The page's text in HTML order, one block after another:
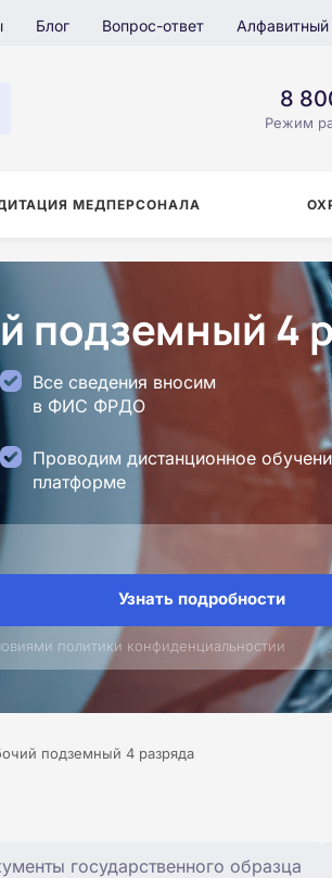
Блог Вопрос-ответ Алфавитный
8
Режим
МЕДПЕРСОНАЛА
подземный 4
Все сведения вносим
в ФИС ФРДО
Проводим дистанционное
платформе
Узнать подробности
политики конфиденциальностии
подземный 4 разряда
государственного образца